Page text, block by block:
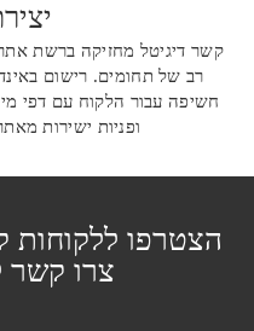
קשר דיגיטל מחזיקה ברשת
רב של תחומים. רישום
חשיפה עבור הלקוח עם דפי
ופניות ישירות
הצטרפו ללקוחות
צרו קשר